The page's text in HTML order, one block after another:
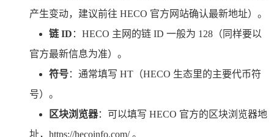
产生变动，建议前往 HECO 官方网站确认最新地址）。
链 ID ：HECO 主网的链 ID 一般为 128（同样要以
官方最新信息为准）。
符号：通常填写 HT（HECO 生态里的主要代币符
号）。
区块浏览器：可以填写 HECO 官方的区块浏览器地
址，https://hecoinfo.com/ 。